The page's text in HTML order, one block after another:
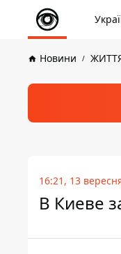
Новини
16:21, 13
В Киеве